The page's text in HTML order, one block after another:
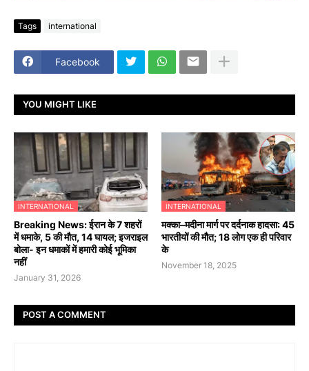
Tags international
Facebook
YOU MIGHT LIKE
INTERNATIONAL
Breaking News: ईरान के 7 शहरों
में धमाके, 5 की मौत, 14 घायल; इजराइल
बोला- इन धमाकों में हमारी कोई भूमिका
नहीं
January 31, 2026
INTERNATIONAL
मक्का–मदीना मार्ग पर दर्दनाक हादसा: 45
भारतीयों की मौत; 18 लोग एक ही परिवार
के
November 18, 2025
POST A COMMENT